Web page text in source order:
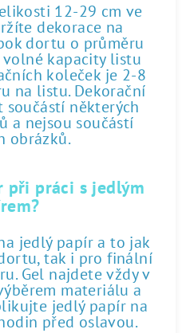
12-29 cm ve
dekorace na
dortu o průměru
kapacity listu
koleček je 2-8
na listu. Dekorační
součástí některých
a nejsou součástí
obrázků.
při práci s jedlým
jedlý papír a to jak
tak i pro finální
Gel najdete vždy v
materiálu a
jedlý papír na
před oslavou.